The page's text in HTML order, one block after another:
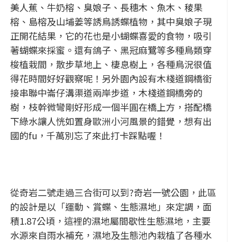
美人蕉、牛奶榕、臭娘子、長穗木、魚木、稜果
榕、島榕及山埔姜等誘鳥誘蝶植物，其中臭娘子現
正開花結果，它的花也是小蝴蝶喜愛的食物，吸引
著蝴蝶來採蜜。還有鴿子、黑冠麻鷺等多種鳥類穿
梭植栽間，散步草地上、棲息樹上，各種鳥況很值
得花時間好好觀察呢！另外園內設有木棧道鋼橋銜
接串聯中崙仔溝渠道兩岸步道，木棧道鋼橋旁的
樹，枝幹微彎剛好形成一個半圓在橋上方，搭配橋
下綠水讓人恍如置身歐洲小河風景的錯覺，想有出
國的fu，千萬別忘了來此打卡踩點喔！
從奇岩二號走過三合街可以到?奇岩一號公園，此區
的設計是以「運動、賞蝶、生態濕地」來定調，面
積1.87公頃，這裡的濕地屬間歇性生態濕地，主要
水源來自雨水補充，濕地及生態池內栽植了各種水